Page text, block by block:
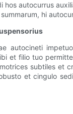
hos autocurrus
hi
autocineti
et filio tuo
subtiles et
et cingulo